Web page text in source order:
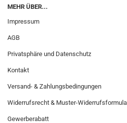
MEHR ÜBER...
Impressum
AGB
Privatsphäre und Datenschutz
Kontakt
Versand- & Zahlungsbedingungen
Widerrufsrecht & Muster-
Gewerberabatt